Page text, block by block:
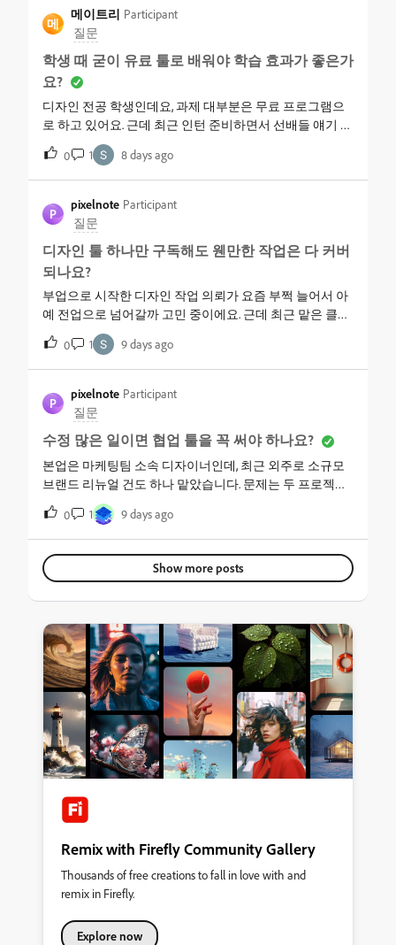
보는 데가 많아서 고민이에요. 무료 툴이랑 실무 프로그램
이 뭐가 그렇게 다른 건지도 잘 모르겠고, 학생 신분으로 부
담 없이 시작해서 취업할 때까지 그대로 써먹을 수 있는 방
법이 있으면 좋을 거 같아요.
메
메이트리 Participant
질문
학생 때 굳이 유료 툴로 배워야 학습 효과가 좋은가
요?
디자인 전공 학생인데요, 과제 대부분은 무료 프로그램으
로 하고 있어요. 근데 최근 인턴 준비하면서 선배들 얘기 들
어보니까 현업에서 주고받는 파일이 거의 다 어도비 확장
자라고 하더라고요. 검색해보면 무료 툴이랑 유료 툴 원리
는 똑같다는 글도 많아서 헷갈리고, 지금부터 굳이 유료 툴
로 배워야 학습 효과가 다른 건지 선배님들 의견 듣고 싶어
요.
0 1 8 days ago
P
pixelnote Participant
질문
디자인 툴 하나만 구독해도 웬만한 작업은 다 커버
되나요?
부업으로 시작한 디자인 작업 의뢰가 요즘 부쩍 늘어서 아
예 전업으로 넘어갈까 고민 중이에요. 근데 최근 맡은 클라
이언트가 상세페이지랑 배너 말고 짧은 홍보 영상까지 같
이 만들어달라고 하더라구요. 지금까지는 무료 툴 이것저
것 돌려 쓰고 있었는데, 프로그램마다 따로 구독하면 비용
도 비용이고 파일 호환도 꼬일 거 같아서 걱정이에요.디자
인 툴 하나만 구독해도 이 정도 작업은 다 커버되나요? 아
니면 영상이나 3D까지 넘어가면 결국 몇 개 더 구독해야 하
는 걸까요?
0 1 9 days ago
P
pixelnote Participant
질문
수정 많은 일이면 협업 툴을 꼭 써야 하나요?
본업은 마케팅팀 소속 디자이너인데, 최근 외주로 소규모
브랜드 리뉴얼 건도 하나 맡았습니다. 문제는 두 프로젝트
모두 수정 요청이 유독 잦다는 점이에요. 클라이언트는 메
신저로, 팀장님은 사내 메일로 각자 피드백을 보내다 보니
어느 코멘트가 최신인지 매번 대조하느라 시간이 다 갑니
다.협업 툴을 별도로 도입해야 할지 고민 중인데, 지금 쓰는
프로그램 안에서 정리할 방법은 없을까요?
0 1 9 days ago
Show more posts
Remix with Firefly Community Gallery
Thousands of free creations to fall in love with and
remix in Firefly.
Explore now